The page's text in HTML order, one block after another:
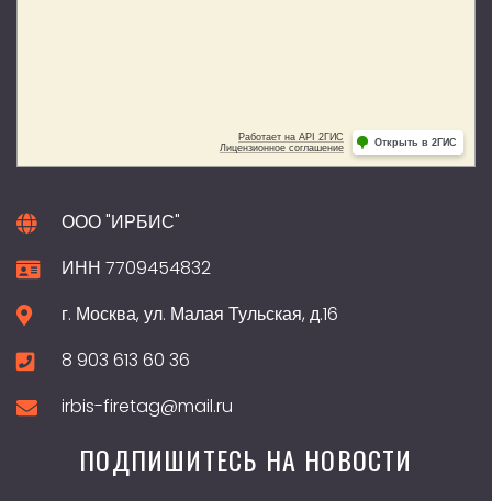
ООО "ИРБИС"
ИНН 7709454832
г. Москва, ул. Малая Тульская, д.16
8 903 613 60 36
irbis-firetag@mail.ru
ПОДПИШИТЕСЬ НА НОВОСТИ